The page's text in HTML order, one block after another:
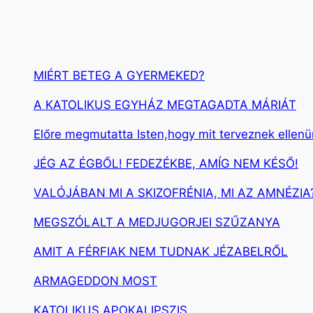
MIÉRT BETEG A GYERMEKED?
A KATOLIKUS EGYHÁZ MEGTAGADTA MÁRIÁT
Előre megmutatta Isten,hogy mit terveznek
JÉG AZ ÉGBŐL! FEDEZÉKBE, AMÍG NEM KÉSŐ!
VALÓJÁBAN MI A SKIZOFRÉNIA, MI AZ
MEGSZÓLALT A MEDJUGORJEI SZŰZANYA
AMIT A FÉRFIAK NEM TUDNAK JÉZABELRŐL
ARMAGEDDON MOST
KATOLIKUS APOKALIPSZIS